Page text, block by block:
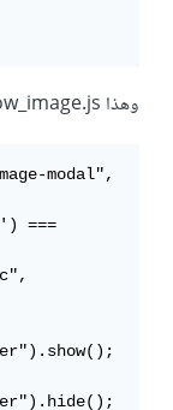
وهذا show_image.js
modal",